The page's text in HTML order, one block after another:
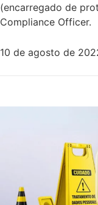
(encarregado de
Compliance Officer.
10 de agosto de